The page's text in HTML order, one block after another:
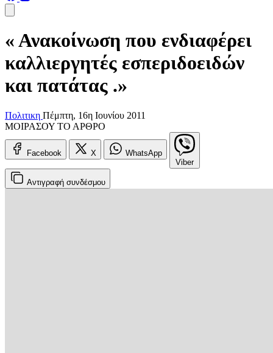
« Ανακοίνωση που ενδιαφέρει
καλλιεργητές εσπεριδοειδών
και πατάτας .»
Πολιτικη Πέμπτη, 16η Ιουνίου 2011
ΜΟΙΡΑΣΟΥ ΤΟ ΑΡΘΡΟ
Facebook X
WhatsApp
Viber
Αντιγραφή συνδέσμου